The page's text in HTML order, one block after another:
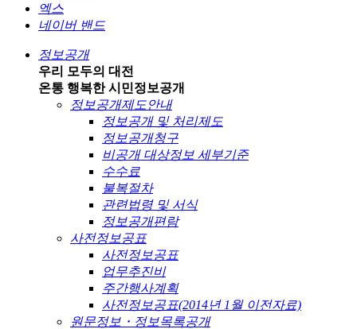
엑스
네이버 밴드
정보공개
우리 모두의 대전
온통 행복한 시민정보공개
정보공개제도안내
정보공개 및 처리제도
정보공개청구
비공개 대상정보 세부기준
수수료
불복절차
관련법령 및 서식
정보공개편람
사전정보공표
사전정보공표
업무추진비
주간행사계획
사전정보공표(2014년 1월 이전자료)
원문정보・정보목록공개